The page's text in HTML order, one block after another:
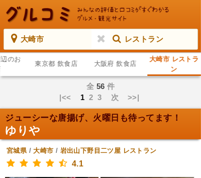
大崎市 レストラン
のお
東京都 飲食店 大阪府 飲食店
大崎市 レストラ
ン
全 56 件
|<<
1 2 3 次 >>|
ジューシーな唐揚げ、火曜日も待ってます！
ゆりや
宮城県/大崎市 / 岩出山下野目二ツ屋 レストラン
4.1